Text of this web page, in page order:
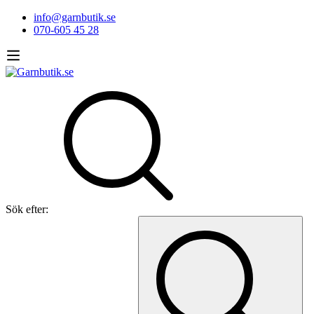
info@garnbutik.se
070-605 45 28
Sök efter: